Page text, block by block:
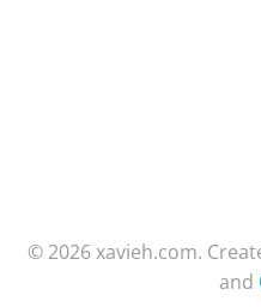
© 2026 xavieh.com.
and